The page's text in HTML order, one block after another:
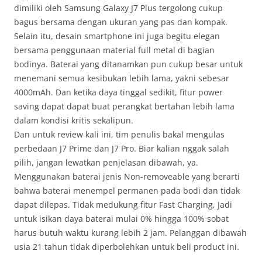
dimiliki oleh Samsung Galaxy J7 Plus tergolong cukup
bagus bersama dengan ukuran yang pas dan kompak.
Selain itu, desain smartphone ini juga begitu elegan
bersama penggunaan material full metal di bagian
bodinya. Baterai yang ditanamkan pun cukup besar untuk
menemani semua kesibukan lebih lama, yakni sebesar
4000mAh. Dan ketika daya tinggal sedikit, fitur power
saving dapat dapat buat perangkat bertahan lebih lama
dalam kondisi kritis sekalipun.
Dan untuk review kali ini, tim penulis bakal mengulas
perbedaan J7 Prime dan J7 Pro. Biar kalian nggak salah
pilih, jangan lewatkan penjelasan dibawah, ya.
Menggunakan baterai jenis Non-removeable yang berarti
bahwa baterai menempel permanen pada bodi dan tidak
dapat dilepas. Tidak medukung fitur Fast Charging, Jadi
untuk isikan daya baterai mulai 0% hingga 100% sobat
harus butuh waktu kurang lebih 2 jam. Pelanggan dibawah
usia 21 tahun tidak diperbolehkan untuk beli product ini.